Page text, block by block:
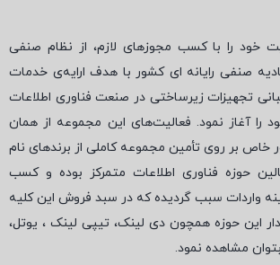
خود را با کسب مجوزهای لازم، از نظام صنفی
صنفی رایانه ای کشور با هدف ارایه‌ی خدمات
تجهیزات زیرساختی در صنعت فناوری اطلاعات
را آغاز نمود. فعالیت‌های این مجموعه از همان
خاص بر روی تأمین مجموعه کاملی از برندهای نام
حوزه فناوری اطلاعات متمرکز بوده و کسب
واردات سبب گردیده که در سبد فروش این کلیه
این حوزه همچون دی لینک، تیپی لینک ، یوتل،
بتوان مشاهده نمود.